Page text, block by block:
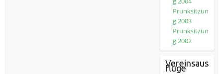
Prunksitzun
g 2003
Prunksitzun
g 2002
Vereinsaus
flüge